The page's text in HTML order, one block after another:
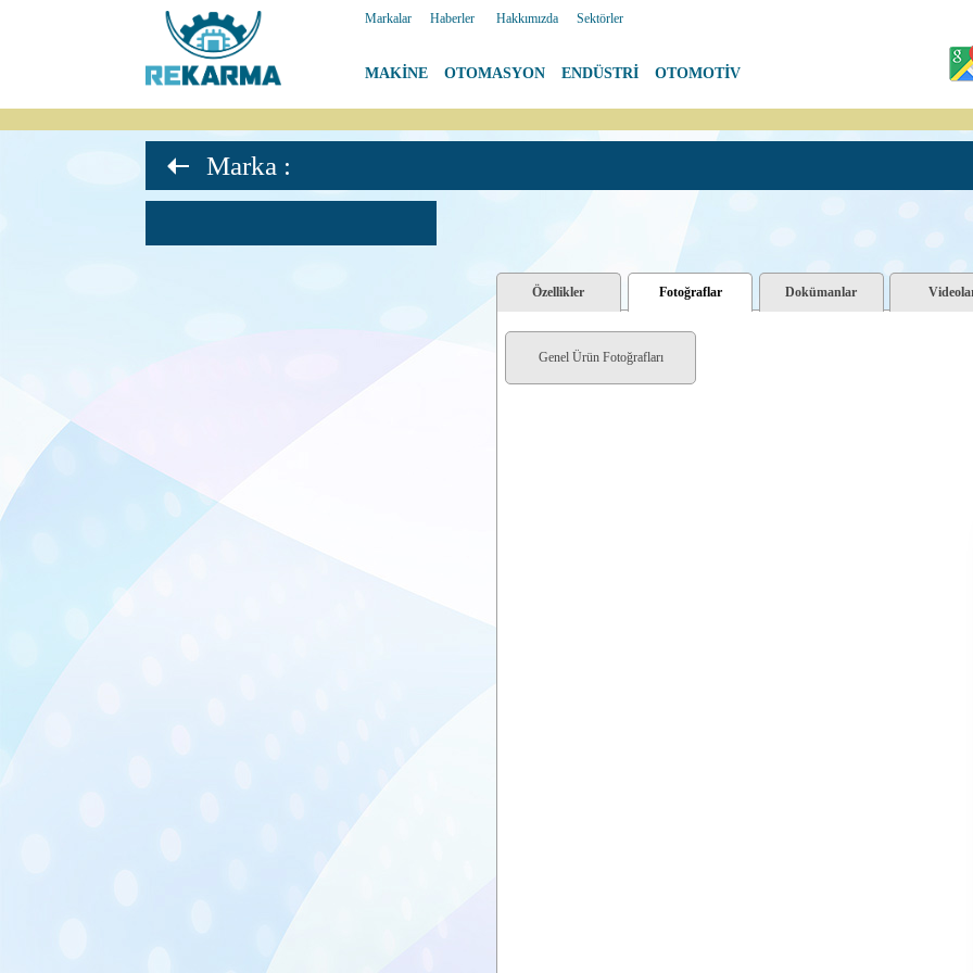
Markalar Haberler Hakkımızda Sektörler
MAKİNE OTOMASYON ENDÜSTRİ OTOMOTİV
Marka :
Özellikler Fotoğraflar Dokümanlar
Genel Ürün Fotoğrafları